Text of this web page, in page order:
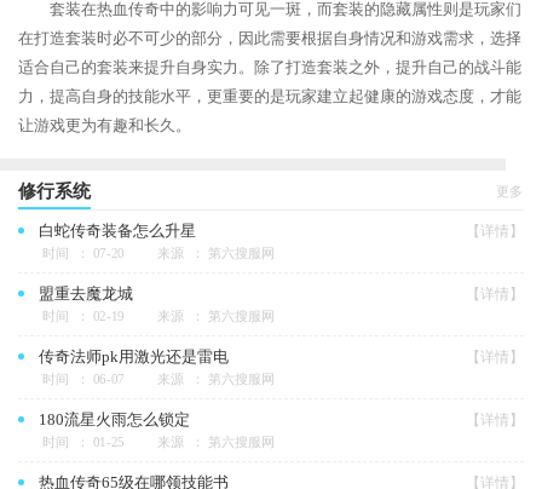
套装在热血传奇中的影响力可见一斑，而套装的隐藏属性则是玩家们
在打造套装时必不可少的部分，因此需要根据自身情况和游戏需求，选择
适合自己的套装来提升自身实力。除了打造套装之外，提升自己的战斗能
力，提高自身的技能水平，更重要的是玩家建立起健康的游戏态度，才能
让游戏更为有趣和长久。
修行系统 更多
白蛇传奇装备怎么升星 【详情】
时间 ： 07-20 来源 ： 第六搜服网
盟重去魔龙城 【详情】
时间 ： 02-19 来源 ： 第六搜服网
传奇法师pk用激光还是雷电 【详情】
时间 ： 06-07 来源 ： 第六搜服网
180流星火雨怎么锁定 【详情】
时间 ： 01-25 来源 ： 第六搜服网
热血传奇65级在哪领技能书 【详情】